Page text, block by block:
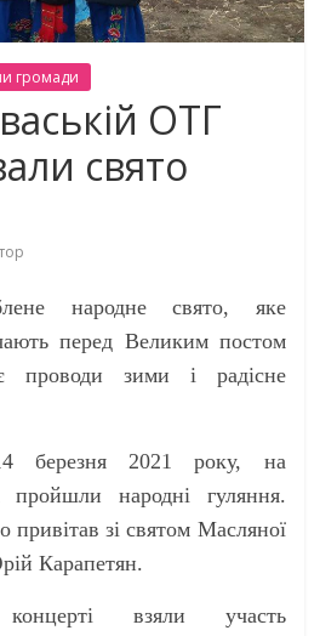
громади
ОТГ
свято
народне свято, яке
перед Великим постом
проводи зими і радісне
березня 2021 року, на
пройшли народні гуляння.
привітав зі святом Масляної
Карапетян.
взяли участь